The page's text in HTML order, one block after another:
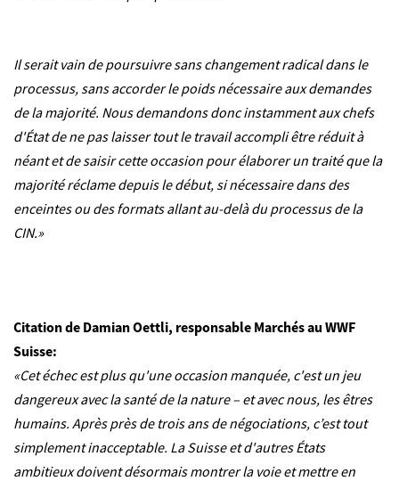
Il serait vain de poursuivre sans changement radical dans le
processus, sans accorder le poids nécessaire aux demandes
de la majorité. Nous demandons donc instamment aux chefs
d'État de ne pas laisser tout le travail accompli être réduit à
néant et de saisir cette occasion pour élaborer un traité que la
majorité réclame depuis le début, si nécessaire dans des
enceintes ou des formats allant au-delà du processus de la
CIN.»
Citation de Damian Oettli, responsable Marchés au WWF
Suisse:
«Cet échec est plus qu'une occasion manquée, c'est un jeu
dangereux avec la santé de la nature – et avec nous, les êtres
humains. Après près de trois ans de négociations, c’est tout
simplement inacceptable. La Suisse et d'autres États
ambitieux doivent désormais montrer la voie et mettre en